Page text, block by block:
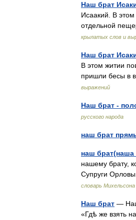
Наш брат
Исаакий. В
отдельной
крылатых слов и
Наш брат
В этом житии
пришли бесы в
выражений
Наш брат -
русского народа
наш брат
наш брат(наша
нашему брату,
Супруги
словарь Михельсона
Наш брат —
«Гдѣ же взять